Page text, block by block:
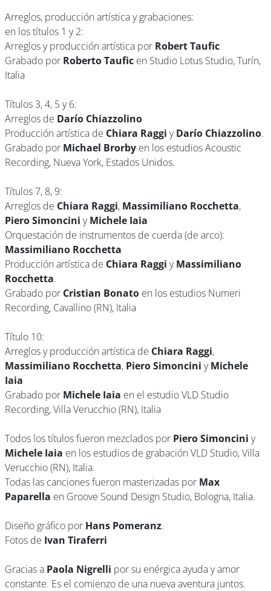
Arreglos, producción artística y grabaciones:
en los títulos 1 y 2:
Arreglos y producción artística por Robert Taufic
Grabado por Roberto Taufic en Studio Lotus Studio, Turín,
Italia
Títulos 3, 4, 5 y 6:
Arreglos de Darío Chiazzolino
Producción artística de Chiara Raggi yDarío Chiazzolino.
Grabado por Michael Brorby en los estudios Acoustic
Recording, Nueva York, Estados Unidos.
Títulos 7, 8, 9:
Arreglos de Chiara Raggi, Massimiliano Rocchetta,
Piero Simoncini yMichele Iaia
Orquestación de instrumentos de cuerda (de arco):
Massimiliano Rocchetta
Producción artística de Chiara Raggi yMassimiliano
Rocchetta.
Grabado por Cristian Bonato en los estudios Numeri
Recording, Cavallino (RN), Italia
Título 10:
Arreglos y producción artística de Chiara Raggi,
Massimiliano Rocchetta, Piero Simoncini yMichele
Iaia
Grabado por Michele Iaia en el estudio VLD Studio
Recording, Villa Verucchio (RN), Italia
Todos los títulos fueron mezclados por Piero Simoncini y
Michele Iaia en los estudios de grabación VLD Studio, Villa
Verucchio (RN), Italia.
Todas las canciones fueron masterizadas por Max
Paparella en Groove Sound Design Studio, Bologna, Italia.
Diseño gráfico por Hans Pomeranz.
Fotos de Ivan Tiraferri
Gracias a Paola Nigrelli por su enérgica ayuda y amor
constante. Es el comienzo de una nueva aventura juntos.